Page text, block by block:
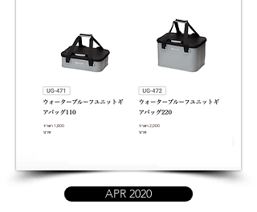
ราคา 2,000
บาท
ราคา 1,800
บาท
APR 2020